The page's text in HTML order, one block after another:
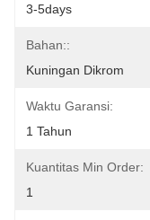
3-5days
Bahan::
Kuningan Dikrom
Waktu Garansi:
1 Tahun
Kuantitas Min Order:
1